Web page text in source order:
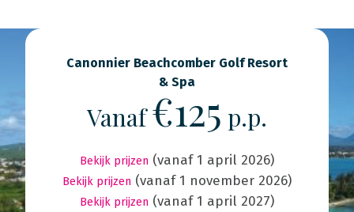
Canonnier Beachcomber Golf Resort
& Spa
Vanaf€125 p.p.
Bekijk prijzen (vanaf 1 april 2026)
Bekijk prijzen (vanaf 1 november 2026)
Bekijk prijzen (vanaf 1 april 2027)